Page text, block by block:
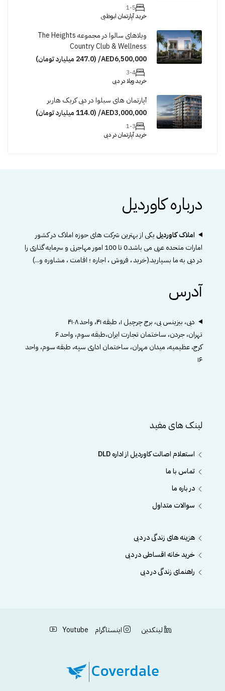
1-5
خرید آپارتمان ابوظبی
ویلاهای سالوا در مجموعه The Heights
Country Club & Wellness
AED6,500,000/ (247.0 میلیارد تومان)
3-4
خرید ویلا در دبی
آپارتمان های سیلوا در دبی کریک هاربر
AED3,000,000/ (114.0 میلیارد تومان)
1-3
خرید آپارتمان در دبی
درباره کاوردیل
املاک کاوردیلیکی از بهترین شرکت های حوزه املاک در کشور
امارات متحده عربی می باشد.0 تا 100 امور مهاجرتی و سرمایه گذاری را
در دبی به ما بسپارید.(خرید ، فروش ، اجاره ؛ اقامت ، مشاوره و...)
آدرس
دبی، بیزینس بی، برج چرچیل ۱، طبقه ۴۱، واحد ۴۱۰۸
تهران، جردن، ساختمان تجارت ایران،طبقه سوم، واحد ۶
کرج، عظیمیه، میدان مهران، ساختمان اداری سپه، طبقه سوم، واحد
۱۶
لینک های مفید
استعلام اصالت کاوردیل از اداره DLD
تماس با ما
در باره ما
سوالات متداول
هزینه های زندگی در دبی
خرید خانه اقساطی در دبی
راهنمای زندگی در دبی
لینکدین اینستاگرام Youtube